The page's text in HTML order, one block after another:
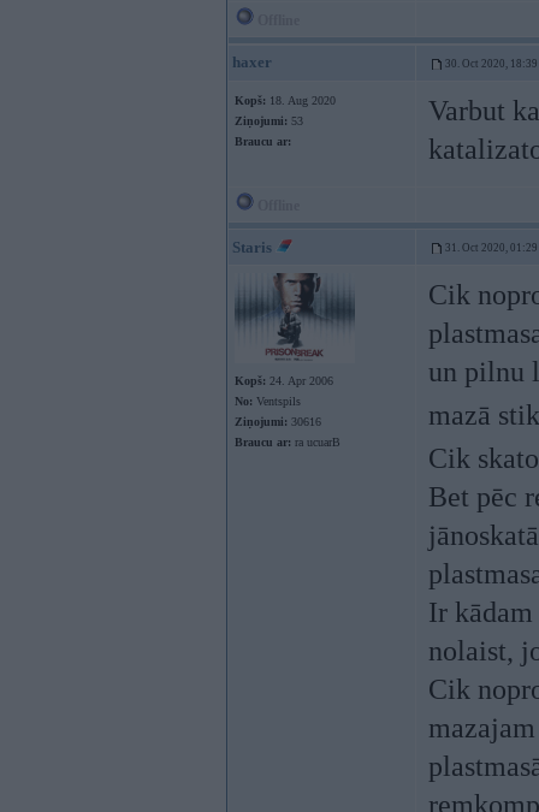
haxer 30. Oct 2020, 18:39
Kopš: 18. Aug 2020
Ziņojumi: 53
Braucu ar:
Varbut
Staris 31. Oct 2020, 01:29
Kopš: 24. Apr 2006
No: Ventspils
Ziņojumi: 30616
Braucu ar: ra ucuarB
Cik
un pilnu
mazā
Cik
Bet pēc
Ir
nolaist,
Cik